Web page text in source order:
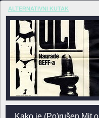
ALTERNATIVNI KUTAK
Kako je (Po)rušen Mit o